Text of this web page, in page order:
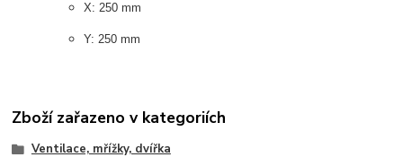
X: 250 mm
Y: 250 mm
Zboží zařazeno v kategoriích
Ventilace, mřížky, dvířka